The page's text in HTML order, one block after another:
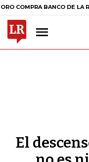
BANCO DE LA
El